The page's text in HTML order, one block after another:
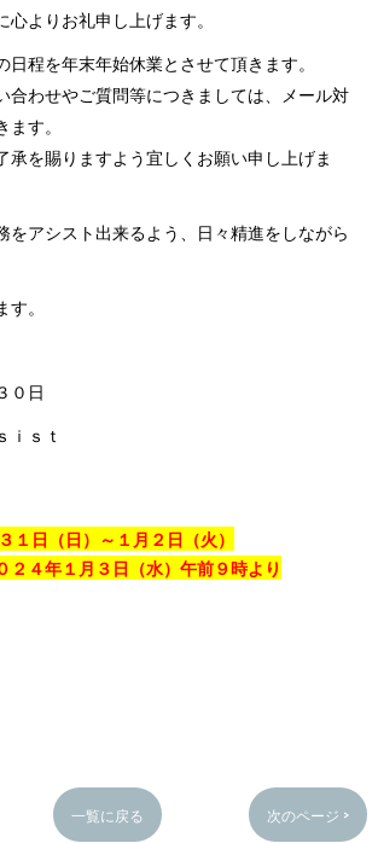
心よりお礼申し上げます。
日程を年末年始休業とさせて頂きます。
合わせやご質問等につきましては、メール対
ます。
承を賜りますよう宜しくお願い申し上げま
をアシスト出来るよう、日々精進をしながら
。
０日
ｉｓｔ
１日（日）～１月２日（火）
２４年１月３日（水）午前９時より
一覧に戻る 次のページ >